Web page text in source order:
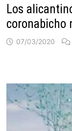
Los
coronabicho
07/03/2020